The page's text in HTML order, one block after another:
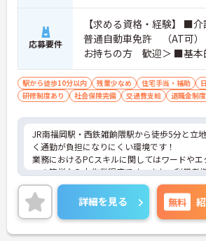
応募要件
【求める資格・経験】 ■
普通自動車免許 （AT可） ＜以下の経験を
お持ちの方 歓迎＞ ■基本
（パワーポイントなどは
実務経験
駅から徒歩10分以内 残業少なめ 住宅手当・補助
研修制度あり
社会保険完備 交通費支給 退職金制
JR南福岡駅・西鉄雑餉隈駅から徒歩5分と立
く通勤が負担になりにくい環境です！
業務におけるPCスキルに関してはワードやエ
への簡単な入力作業程度です。また、利用者
訪問に関しても車で10分圏内の住宅に訪問す
長時間の運転などはありません。
残業もほとんどなく、18：00終わりの日勤業
ので家庭と両立させて働きたい方はぜひお気
問い合わせください！
詳細を見る 無料